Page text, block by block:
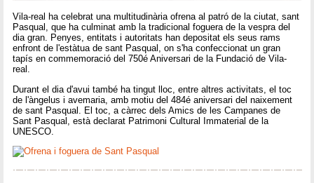
Vila-real ha celebrat una multitudinària ofrena al patró de la ciutat, sant
Pasqual, que ha culminat amb la tradicional foguera de la vespra del
dia gran. Penyes, entitats i autoritats han depositat els seus rams
enfront de l'estàtua de sant Pasqual, on s'ha confeccionat un gran
tapís en commemoració del 750é Aniversari de la Fundació de Vila-
real.
Durant el dia d'avui també ha tingut lloc, entre altres activitats, el toc
de l'àngelus i avemaria, amb motiu del 484é aniversari del naixement
de sant Pasqual. El toc, a càrrec dels Amics de les Campanes de
Sant Pasqual, està declarat Patrimoni Cultural Immaterial de la
UNESCO.